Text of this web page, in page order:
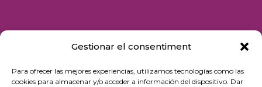
Gestionar el consentiment
Para ofrecer las mejores experiencias, utilizamos tecnologías como las
cookies para almacenar y/o acceder a información del dispositivo. Dar
© 2026 Fundació iSocial